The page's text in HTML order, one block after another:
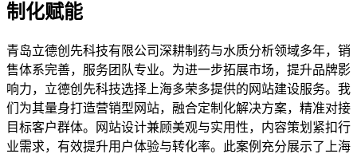
制化赋能
青岛立德创先科技有限公司深耕制药与水质分析领域多年，销
售体系完善，服务团队专业。为进一步拓展市场，提升品牌影
响力，立德创先科技选择上海多荣多提供的网站建设服务。我
们为其量身打造营销型网站，融合定制化解决方案，精准对接
目标客户群体。网站设计兼顾美观与实用性，内容策划紧扣行
业需求，有效提升用户体验与转化率。此案例充分展示了上海